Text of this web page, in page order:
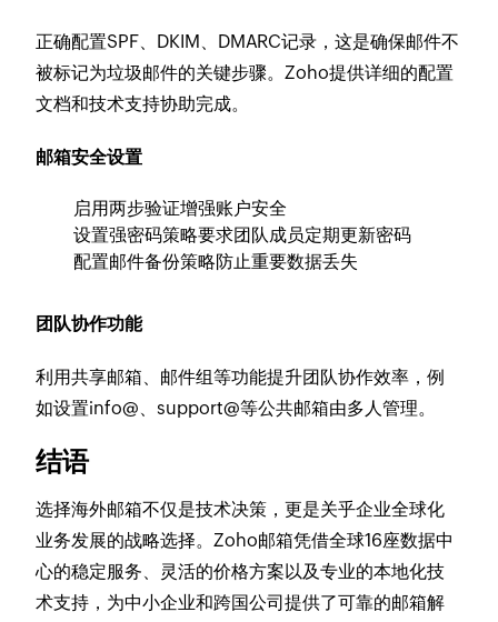
正确配置SPF、DKIM、DMARC记录，这是确保邮件不
被标记为垃圾邮件的关键步骤。Zoho提供详细的配置
文档和技术支持协助完成。
邮箱安全设置
启用两步验证增强账户安全
设置强密码策略要求团队成员定期更新密码
配置邮件备份策略防止重要数据丢失
团队协作功能
利用共享邮箱、邮件组等功能提升团队协作效率，例
如设置info@、support@等公共邮箱由多人管理。
结语
选择海外邮箱不仅是技术决策，更是关乎企业全球化
业务发展的战略选择。Zoho邮箱凭借全球16座数据中
心的稳定服务、灵活的价格方案以及专业的本地化技
术支持，为中小企业和跨国公司提供了可靠的邮箱解